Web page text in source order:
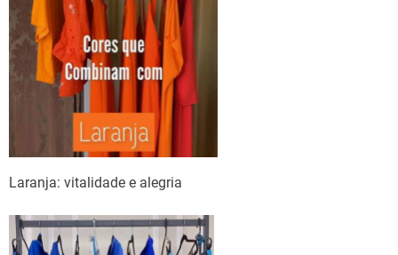
Laranja: vitalidade e alegria